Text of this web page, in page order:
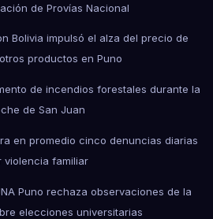
de Provías Nacional
Bolivia impulsó el alza del precio de
productos en Puno
de incendios forestales durante la
de San Juan
en promedio cinco denuncias diarias
violencia familiar
Puno rechaza observaciones de la
elecciones universitarias